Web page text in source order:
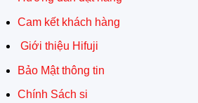
Cam kết khách hàng
Giới thiệu Hifuji
Bảo Mật thông tin
Chính Sách si